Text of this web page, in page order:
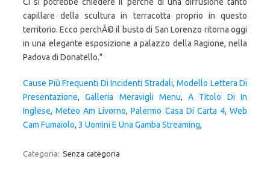
Cause Più Frequenti Di Incidenti Stradali, Modello Lettera Di
Presentazione,Galleria Meravigli Menu,A Titolo Di In
Inglese,Meteo Am Livorno,Palermo Casa Di Carta 4,Web
Cam Fumaiolo, 3 Uomini E Una Gamba Streaming,
Categoria: Senza categoria